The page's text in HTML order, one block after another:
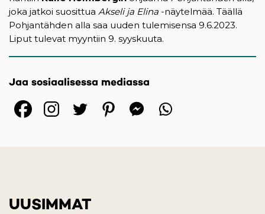
joka jatkoi suosittua Akseli ja Elina -näytelmää. Täällä
Pohjantähden alla saa uuden tulemisensa 9.6.2023.
Liput tulevat myyntiin 9. syyskuuta.
Jaa sosiaalisessa mediassa
(opens in a new tab)
(opens in a new tab)
(opens in a new
(opens in a
UUSIMMAT